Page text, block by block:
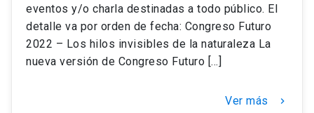
eventos y/o charla destinadas a todo público. El
detalle va por orden de fecha: Congreso Futuro
2022 – Los hilos invisibles de la naturaleza La
nueva versión de Congreso Futuro […]
Ver más keyboard_arrow_right